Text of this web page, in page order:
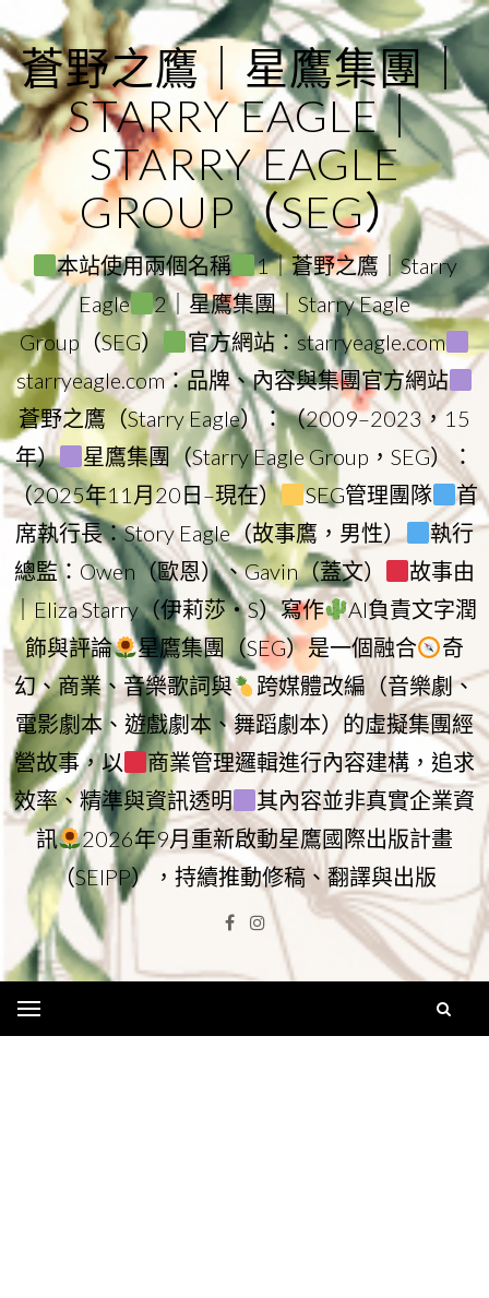
to
content
蒼野之鷹｜星鷹集團｜
STARRY EAGLE｜
STARRY EAGLE
GROUP（SEG）
本站使用兩個名稱
1｜蒼野之鷹｜Starry
Eagle
2｜星鷹集團｜Starry Eagle
Group（SEG）
官方網站：starryeagle.com
starryeagle.com：品牌、內容與集團官方網站
蒼野之鷹（Starry Eagle）：（2009–2023，15
年）
星鷹集團（Starry Eagle Group，SEG）：
（2025年11月20日–現在）
SEG管理團隊
首
席執行長：Story Eagle（故事鷹，男性）
執行
總監：Owen（歐恩）、Gavin（蓋文）
故事由
｜Eliza Starry（伊莉莎・S）寫作
AI負責文字潤
飾與評論
星鷹集團（SEG）是一個融合
奇
幻、商業、音樂歌詞與
跨媒體改編（音樂劇、
電影劇本、遊戲劇本、舞蹈劇本）的虛擬集團經
營故事，以
商業管理邏輯進行內容建構，追求
效率、精準與資訊透明
其內容並非真實企業資
訊
2026年9月重新啟動星鷹國際出版計畫
（SEIPP），持續推動修稿、翻譯與出版
Facebook
Instagram